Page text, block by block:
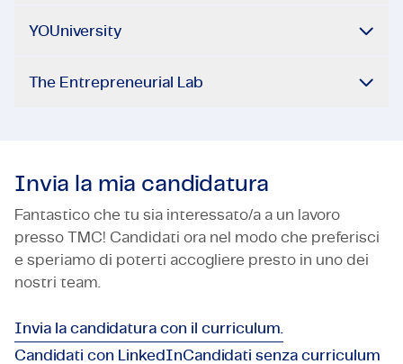
YOUniversity
The Entrepreneurial Lab
Invia la mia candidatura
Fantastico che tu sia interessato/a a un lavoro
presso TMC! Candidati ora nel modo che preferisci
e speriamo di poterti accogliere presto in uno dei
nostri team.
Invia la candidatura con il curriculum.
Candidati con LinkedInCandidati senza curriculum